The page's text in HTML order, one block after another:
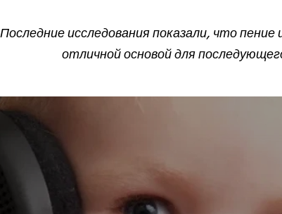
Последние исследования показали, что
отличной основой для